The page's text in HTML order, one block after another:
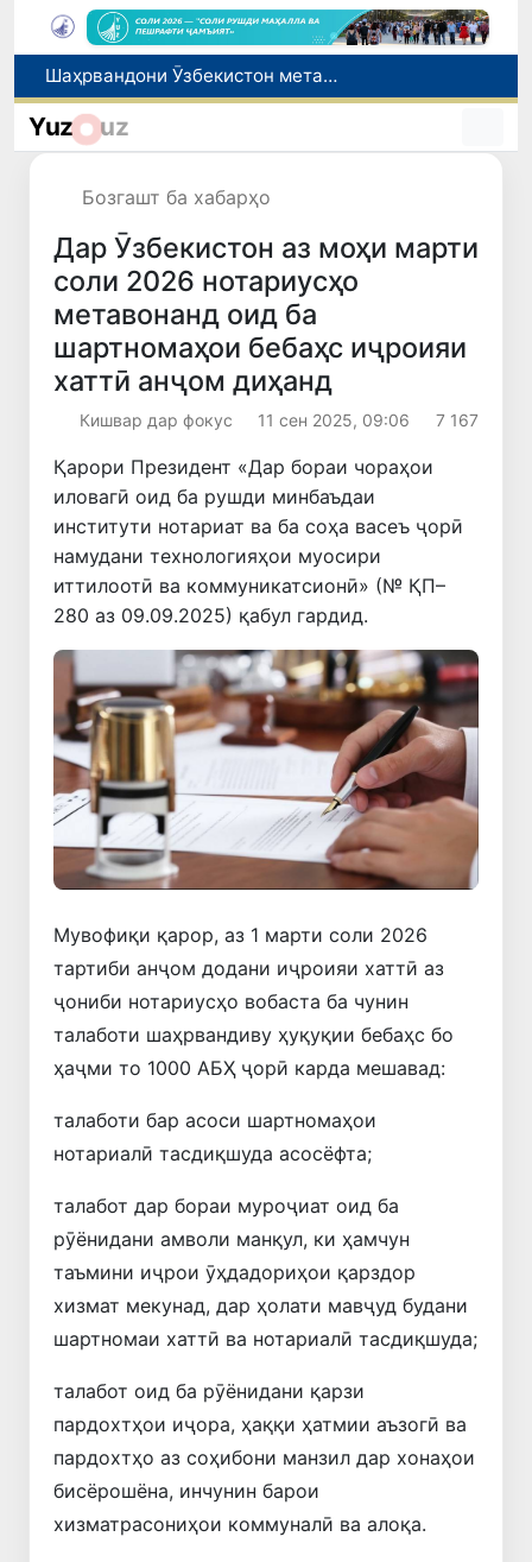
Намояндагии Агентии муҳоҷират дар Москва моҳи июл ба зиёда аз 1,8 ҳазор шаҳрванди Ӯзбекистон кумак расонд
Дастаи мунтахаби Ӯзбекистон ба даври чорякниҳоии «Бозиҳои Оянда – 2026» дар Остона роҳ ёфт
Yuz uz
Бозгашт ба хабарҳо
Дар Ӯзбекистон аз моҳи марти
соли 2026 нотариусҳо
метавонанд оид ба
шартномаҳои бебаҳс иҷроияи
хаттӣ анҷом диҳанд
Кишвар дар фокус 11 сен 2025, 09:06 7 167
Қарори Президент «Дар бораи чораҳои
иловагӣ оид ба рушди минбаъдаи
институти нотариат ва ба соҳа васеъ ҷорӣ
намудани технологияҳои муосири
иттилоотӣ ва коммуникатсионӣ» (№ ҚП–
280 аз 09.09.2025) қабул гардид.
Мувофиқи қарор, аз 1 марти соли 2026
тартиби анҷом додани иҷроияи хаттӣ аз
ҷониби нотариусҳо вобаста ба чунин
талаботи шаҳрвандиву ҳуқуқии бебаҳс бо
ҳаҷми то 1000 АБҲ ҷорӣ карда мешавад:
талаботи бар асоси шартномаҳои
нотариалӣ тасдиқшуда асосёфта;
талабот дар бораи муроҷиат оид ба
рӯёнидани амволи манқул, ки ҳамчун
таъмини иҷрои ӯҳдадориҳои қарздор
хизмат мекунад, дар ҳолати мавҷуд будани
шартномаи хаттӣ ва нотариалӣ тасдиқшуда;
талабот оид ба рӯёнидани қарзи
пардохтҳои иҷора, ҳаққи ҳатмии аъзогӣ ва
пардохтҳо аз соҳибони манзил дар хонаҳои
бисёрошёна, инчунин барои
хизматрасониҳои коммуналӣ ва алоқа.